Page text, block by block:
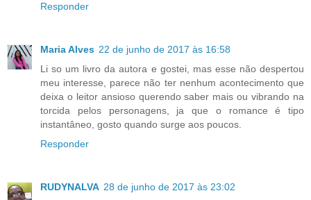
Responder
Maria Alves 22 de junho de 2017 às 16:58
Li so um livro da autora e gostei, mas esse não despertou
meu interesse, parece não ter nenhum acontecimento que
deixa o leitor ansioso querendo saber mais ou vibrando na
torcida pelos personagens, ja que o romance é tipo
instantâneo, gosto quando surge aos poucos.
Responder
RUDYNALVA 28 de junho de 2017 às 23:02